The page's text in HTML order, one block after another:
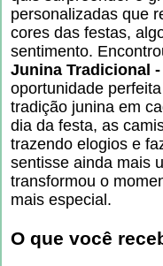
personalizadas que
cores das festas,
sentimento.
Junina Tradicional
oportunidade
tradição junina em
dia da festa, as
trazendo elogios e
sentisse ainda mais
transformou o
mais especial.
O que você